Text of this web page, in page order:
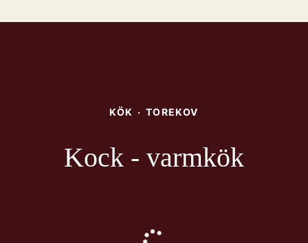
KÖK · TOREKOV
Kock - varmkök